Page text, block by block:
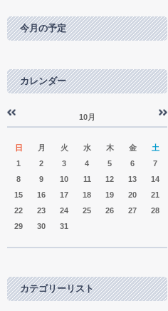
今月の予定
カレンダー
«
10月
»
日 月 火 水 木 金
土
1
2 3 4 5 6
7
8
9 10 11 12 13
14
15
16 17 18 19 20
21
22
23 24 25 26 27
28
29
30 31
カテゴリーリスト